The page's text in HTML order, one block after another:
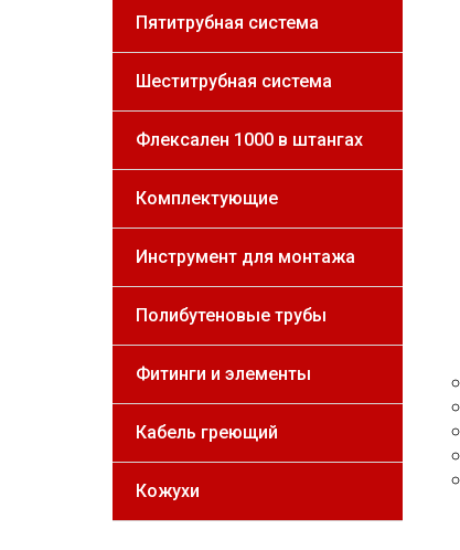
Пятитрубная система
Шеститрубная система
Флексален 1000 в штангах
Комплектующие
Инструмент для монтажа
Полибутеновые трубы
Фитинги и элементы
Кабель греющий
Кожухи